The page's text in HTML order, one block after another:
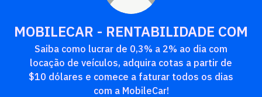
MOBILECAR - RENTABILIDADE COM
Saiba como lucrar de 0,3% a 2% ao dia com
locação de veículos, adquira cotas a partir de
$10 dólares e comece a faturar todos os dias
com a MobileCar!